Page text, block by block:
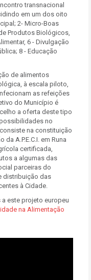
transnacional
em um dos oito
2- Micro-Boas
Produtos Biológicos,
6 - Divulgação
8 - Educação
de alimentos
à escala piloto,
as refeições
do Município é
a oferta deste tipo
no
na constituição
A.P.E.C.I. em Runa
certificada,
a algumas das
parceiras do
distribuição das
à Cidade.
este projeto europeu
na Alimentação